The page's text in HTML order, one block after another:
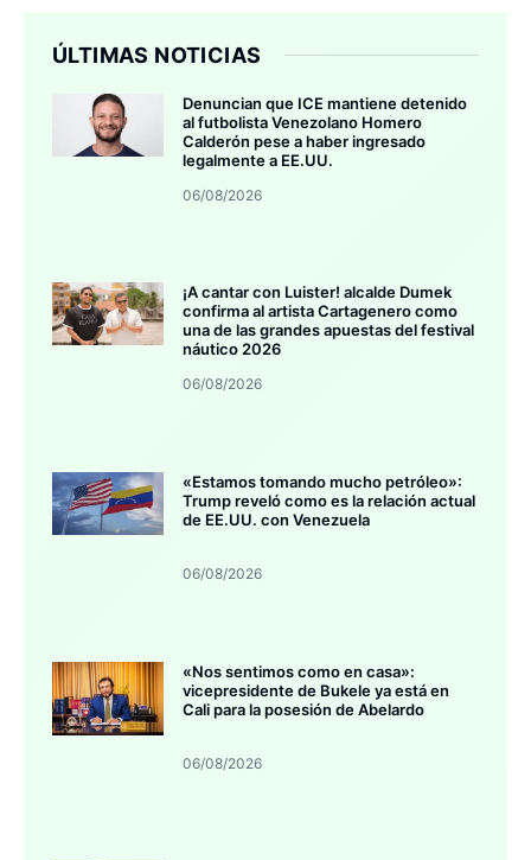
ÚLTIMAS NOTICIAS
Denuncian que ICE mantiene detenido
al futbolista Venezolano Homero
Calderón pese a haber ingresado
legalmente a EE.UU.
06/08/2026
¡A cantar con Luister! alcalde Dumek
confirma al artista Cartagenero como
una de las grandes apuestas del festival
náutico 2026
06/08/2026
«Estamos tomando mucho petróleo»:
Trump reveló como es la relación actual
de EE.UU. con Venezuela
06/08/2026
«Nos sentimos como en casa»:
vicepresidente de Bukele ya está en
Cali para la posesión de Abelardo
06/08/2026